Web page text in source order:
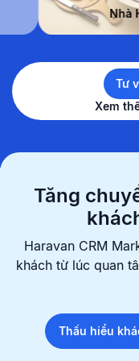
Tư
Xem
Tăng
Haravan CRM
khách từ lúc quan
Thấu hiểu